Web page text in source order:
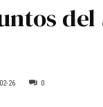
del
26 0